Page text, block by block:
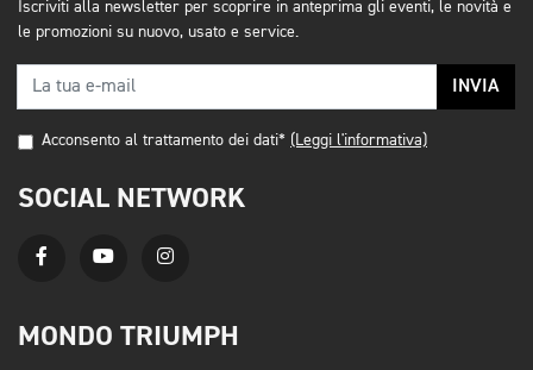
Iscriviti alla newsletter per scoprire in anteprima gli eventi, le novità e
le promozioni su nuovo, usato e service.
INVIA
Acconsento al trattamento dei dati* (Leggi l'informativa)
SOCIAL NETWORK
MONDO TRIUMPH